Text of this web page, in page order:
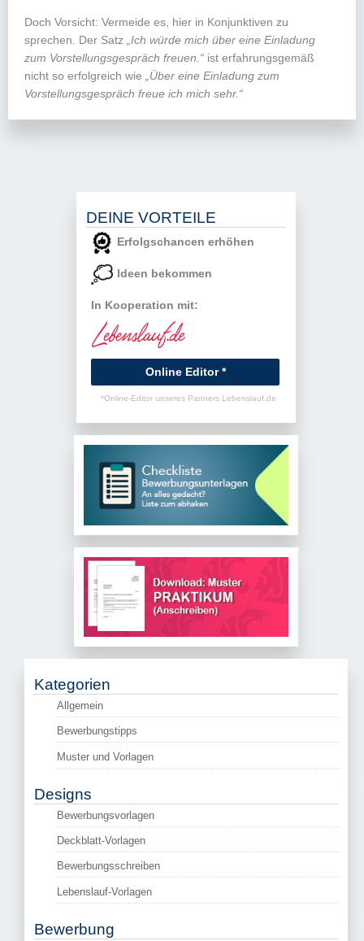
Doch Vorsicht: Vermeide es, hier in Konjunktiven zu
sprechen. Der Satz
„Ich würde mich über eine Einladung
zum Vorstellungsgespräch freuen.“ ist erfahrungsgemäß
nicht so erfolgreich wie
„Über eine Einladung zum
Vorstellungsgespräch freue ich mich sehr.“
DEINE VORTEILE
Erfolgschancen erhöhen
Ideen bekommen
In Kooperation mit:
Online Editor *
*Online-Editor unseres Partners Lebenslauf.de
Kategorien
Allgemein
Bewerbungstipps
Muster und Vorlagen
Designs
Bewerbungsvorlagen
Deckblatt-Vorlagen
Bewerbungsschreiben
Lebenslauf-Vorlagen
Bewerbung